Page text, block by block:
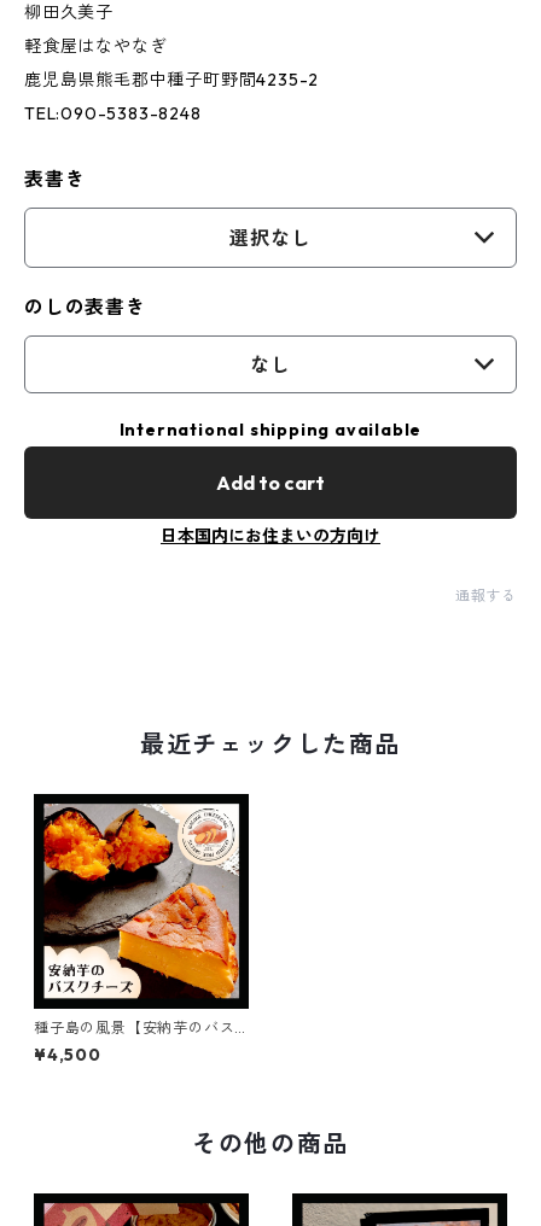
柳田久美子
軽食屋はなやなぎ
鹿児島県熊毛郡中種子町野間4235-2
TEL:090-5383-8248
表書き
選択なし
のしの表書き
なし
International shipping available
Add to cart
日本国内にお住まいの方向け
通報する
最近チェックした商品
種子島の風景【安納芋のバス
クチーズケーキ】ギフト/プレ
ゼント5号15cm
¥4,500
その他の商品